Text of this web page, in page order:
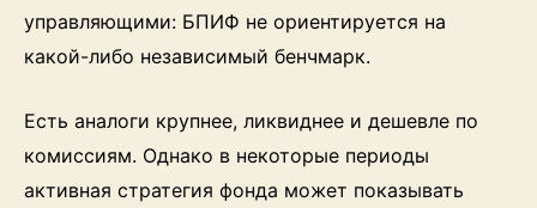
управляющими: БПИФ не ориентируется на
какой-либо независимый бенчмарк.
Есть аналоги крупнее, ликвиднее и дешевле по
комиссиям. Однако в некоторые периоды
активная стратегия фонда может показывать